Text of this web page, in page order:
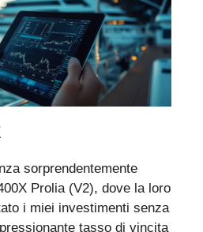
sorprendentemente
Prolia (V2), dove la loro
i miei investimenti senza
tasso di vincita